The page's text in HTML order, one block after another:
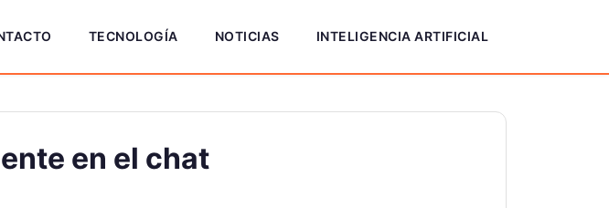
TECNOLOGÍA NOTICIAS INTELIGENCIA ARTIFICIAL
en el chat